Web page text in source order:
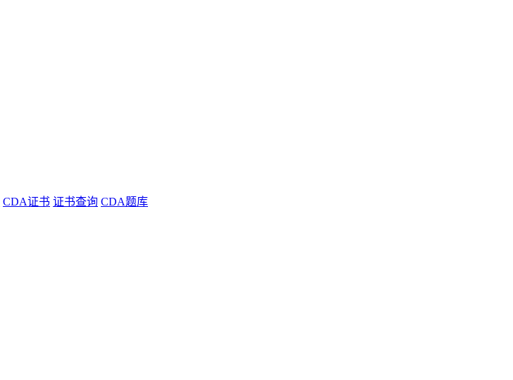
CDA证书 证书查询 CDA题库